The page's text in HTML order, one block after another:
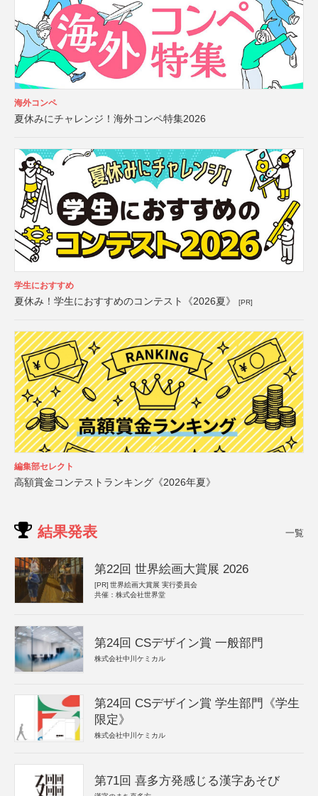
海外コンペ
夏休みにチャレンジ！海外コンペ特集2026
学生におすすめ
夏休み！学生におすすめのコンテスト《2026夏》 [PR]
編集部セレクト
高額賞金コンテストランキング《2026年夏》
結果発表 一覧
第22回 世界絵画大賞展 2026
[PR] 世界絵画大賞展 実行委員会
共催：株式会社世界堂
第24回 CSデザイン賞 一般部門
株式会社中川ケミカル
第24回 CSデザイン賞 学生部門《学生
限定》
株式会社中川ケミカル
第71回 喜多方発感じる漢字あそび